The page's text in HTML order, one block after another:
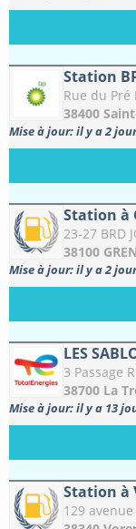
Station
Rue du Pré
38400
Mise à jour: il y a 2
Station à
23-27 BRD
38100
Mise à jour: il y a 2
LES
3 Passage
38700 La
Mise à jour: il y a 13
Station à
129